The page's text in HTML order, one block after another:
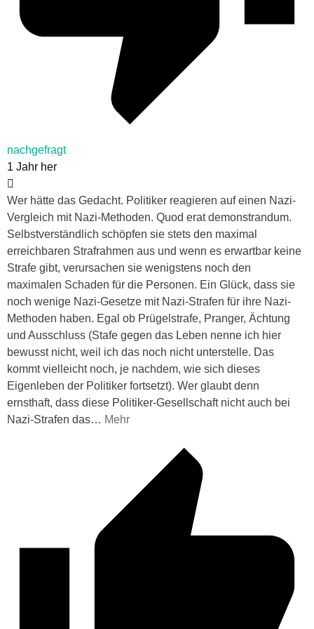
nachgefragt
1 Jahr her
Wer hätte das Gedacht. Politiker reagieren auf einen Nazi-
Vergleich mit Nazi-Methoden. Quod erat demonstrandum.
Selbstverständlich schöpfen sie stets den maximal
erreichbaren Strafrahmen aus und wenn es erwartbar keine
Strafe gibt, verursachen sie wenigstens noch den
maximalen Schaden für die Personen. Ein Glück, dass sie
noch wenige Nazi-Gesetze mit Nazi-Strafen für ihre Nazi-
Methoden haben. Egal ob Prügelstrafe, Pranger, Ächtung
und Ausschluss (Stafe gegen das Leben nenne ich hier
bewusst nicht, weil ich das noch nicht unterstelle. Das
kommt vielleicht noch, je nachdem, wie sich dieses
Eigenleben der Politiker fortsetzt). Wer glaubt denn
ernsthaft, dass diese Politiker-Gesellschaft nicht auch bei
Nazi-Strafen das… Mehr